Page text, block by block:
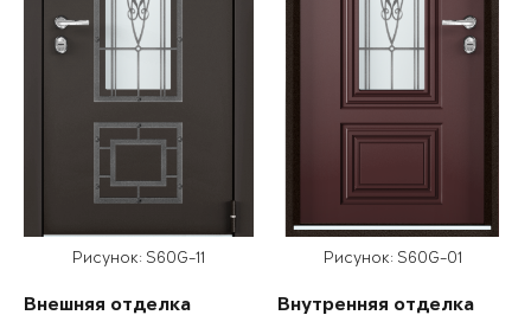
Рисунок: S60G-11
Внешняя отделка
Рисунок: S60G-01
Внутренняя отделка